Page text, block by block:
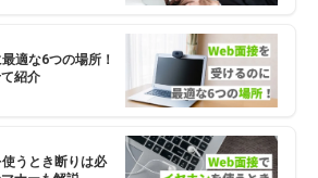
適な6つの場所！
紹介
うとき断りは必